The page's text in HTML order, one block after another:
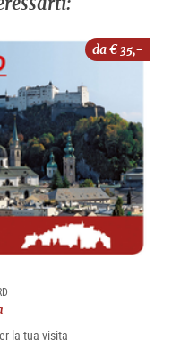
da €35,-
la tua visita